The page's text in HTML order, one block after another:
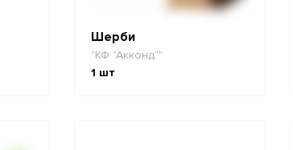
Шерби
"КФ "Акконд""
1 шт